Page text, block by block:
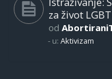
za život
od
- u: Aktivizam